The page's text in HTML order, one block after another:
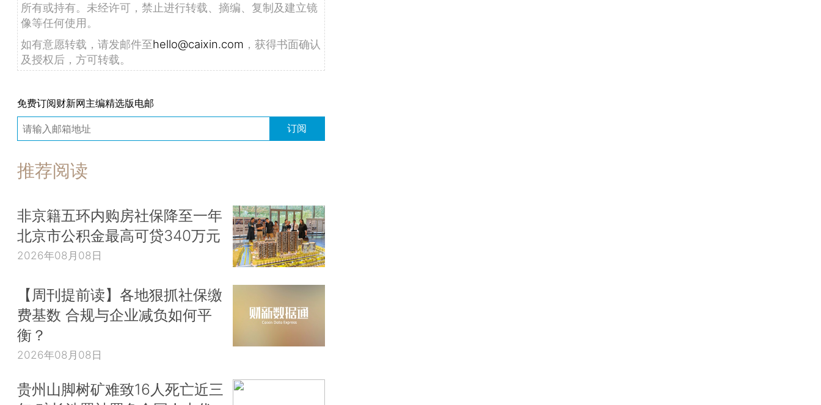
所有或持有。未经许可，禁止进行转载、摘编、复制及建立镜
像等任何使用。
如有意愿转载，请发邮件至hello@caixin.com ，获得书面确认
及授权后，方可转载。
免费订阅财新网主编精选版电邮
订阅
推荐阅读
非京籍五环内购房社保降至一年
北京市公积金最高可贷340万元
2026年08月08日
【周刊提前读】各地狠抓社保缴
费基数 合规与企业减负如何平
衡？
2026年08月08日
贵州山脚树矿难致16人死亡近三